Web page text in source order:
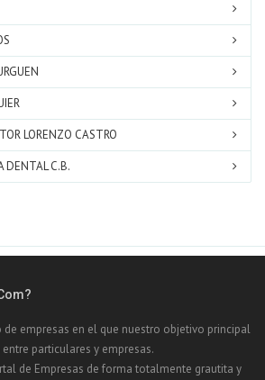
LORENZO CASTRO
DENTAL C.B.
empresas en el que nuestro objetivo principal
particulares y empresas.
de Empresas de forma totalmente grautita y